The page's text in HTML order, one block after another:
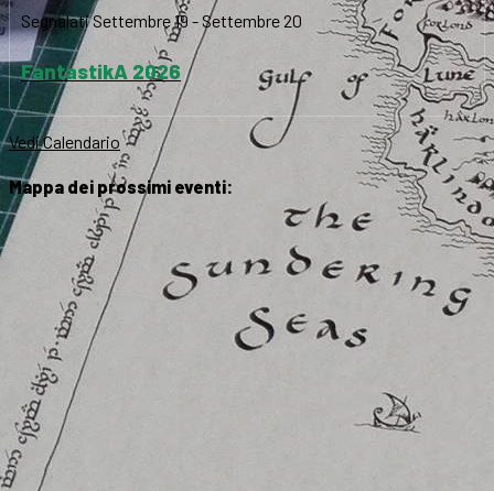
SegnalatiSettembre 19 - Settembre 20
FantastikA 2026
Vedi Calendario
Mappa dei prossimi eventi: